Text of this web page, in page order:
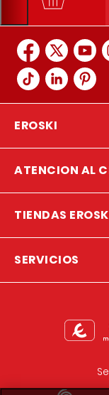
EROSKI
ATENCION AL
TIENDAS
SERVICIOS